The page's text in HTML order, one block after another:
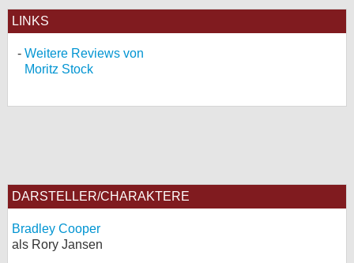
LINKS
Weitere Reviews von
Moritz Stock
DARSTELLER/CHARAKTERE
Bradley Cooper
als Rory Jansen